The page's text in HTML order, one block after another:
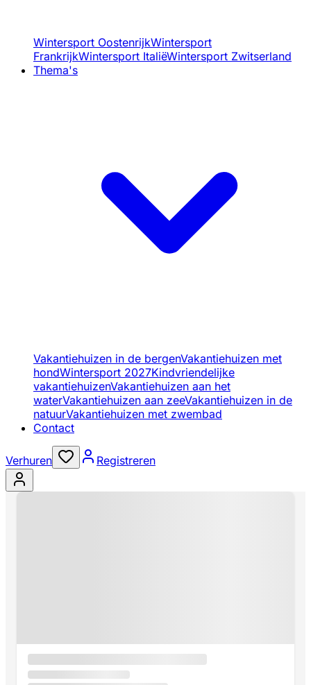
Wintersport OostenrijkWintersport
FrankrijkWintersport ItaliëWintersport Zwitserland
Thema's
Vakantiehuizen in de bergenVakantiehuizen met
hondWintersport 2027Kindvriendelijke
vakantiehuizenVakantiehuizen aan het
waterVakantiehuizen aan zeeVakantiehuizen in de
natuurVakantiehuizen met zwembad
Contact
Verhuren Registreren